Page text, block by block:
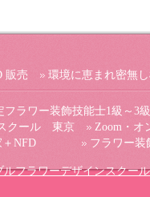
販売 環境に恵まれ密無
ラワー装飾技能士1級～3級
クール 東京
Zoom・
家＋NFD フラワー装
フラワーデザインスクール